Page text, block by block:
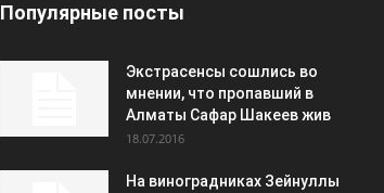
Популярные посты
Экстрасенсы сошлись во
мнении, что пропавший в
Алматы Сафар Шакеев жив
18.07.2016
На виноградниках Зейнуллы